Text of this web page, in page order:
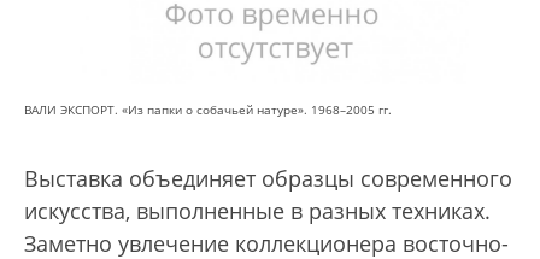
ВАЛИ ЭКСПОРТ. «Из папки о собачьей натуре». 1968–2005 гг.
Выставка объединяет образцы современного
искусства, выполненные в разных техниках.
Заметно увлечение коллекционера восточно-